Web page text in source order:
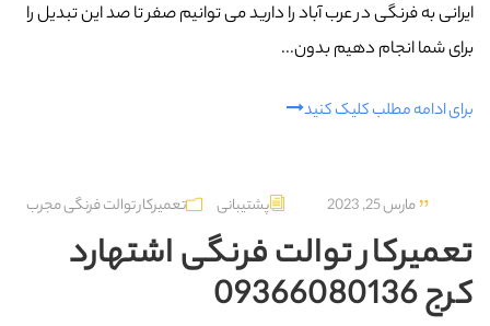
ایرانی به فرنگی در عرب‌ آباد را دارید می توانیم صفر تا صد این تبدیل را
برای شما انجام دهیم بدون...
برای ادامه مطلب کلیک کنید
مارس 25, 2023 پشتیبانی تعمیرکار توالت فرنگی مجرب
تعمیرکار توالت فرنگی اشتهارد
کرج 09366080136